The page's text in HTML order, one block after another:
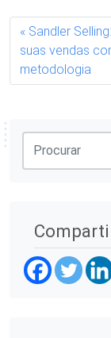
Sandler
suas vendas
metodologia